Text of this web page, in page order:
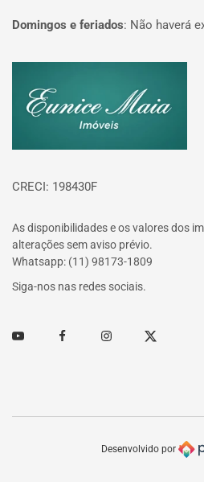
Domingos e feriados: Não haverá
CRECI: 198430F
As disponibilidades e os valores dos
alterações sem aviso prévio.
Whatsapp: (11) 98173-1809
Siga-nos nas redes sociais.
Youtube FacebookInstagramTwitter
Desenvolvido por